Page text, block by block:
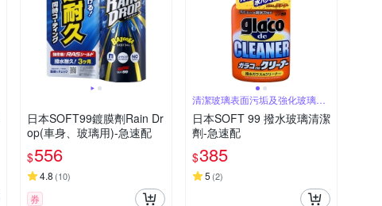
日本SOFT99鍍膜劑Rain Dr
op(車身、玻璃用)-急速配
$556
4.8 (10)
券
清潔玻璃表面污垢及強化玻璃皮
膜
日本SOFT 99 撥水玻璃清潔
劑-急速配
$385
5 (2)